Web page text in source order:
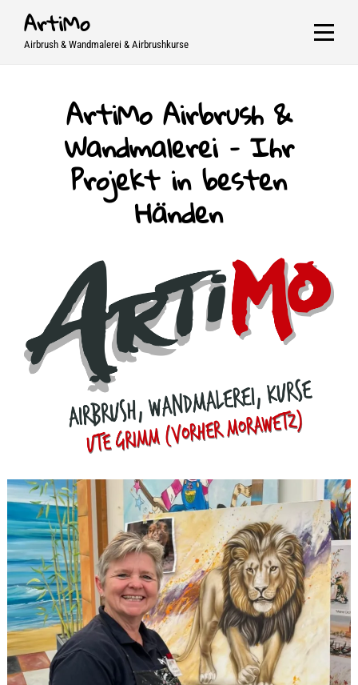
SkipArtiMo
Airbrush & Wandmalerei & Airbrushkurse
ArtiMo Airbrush &
Wandmalerei – Ihr
Projekt in besten
Händen